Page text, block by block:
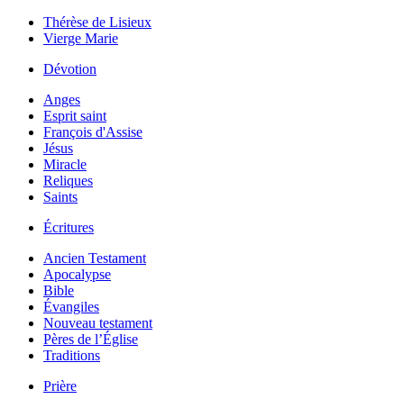
Thérèse de Lisieux
Vierge Marie
Dévotion
Anges
Esprit saint
François d'Assise
Jésus
Miracle
Reliques
Saints
Écritures
Ancien Testament
Apocalypse
Bible
Évangiles
Nouveau testament
Pères de l’Église
Traditions
Prière